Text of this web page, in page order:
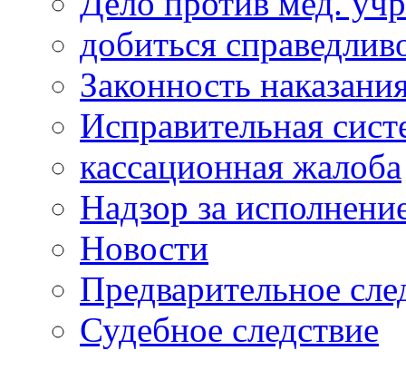
добиться
Законность
Исправительная
кассационная жалоба
Надзор за
Новости
Предварительное
Судебное следствие